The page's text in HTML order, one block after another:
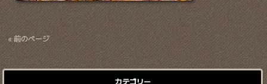
« 前のページ
カテゴリー